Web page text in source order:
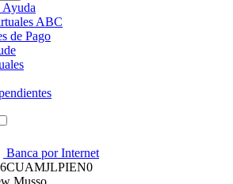
Ayuda
ABC
de Pago
Banca por Internet
Musso